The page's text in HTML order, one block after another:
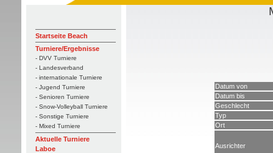
Startseite Beach
Turniere/Ergebnisse
- DVV Turniere
- Landesverband
- internationale Turniere
- Jugend Turniere
- Senioren Turniere
- Snow-Volleyball Turniere
- Sonstige Turniere
- Mixed Turniere
Aktuelle Turniere
Laboe
Datum von
Datum bis
Geschlecht
Typ
Ort
Ausrichter